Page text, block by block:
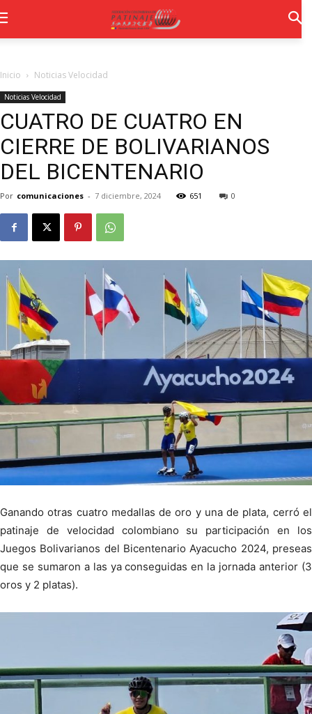
Inicio Noticias Velocidad
Noticias Velocidad
CUATRO DE CUATRO EN
CIERRE DE BOLIVARIANOS
DEL BICENTENARIO
Por comunicaciones - 7 diciembre, 2024 651 0
Ganando otras cuatro medallas de oro y una de plata, cerró el
patinaje de velocidad colombiano su participación en los
Juegos Bolivarianos del Bicentenario Ayacucho 2024, preseas
que se sumaron a las ya conseguidas en la jornada anterior (3
oros y 2 platas).